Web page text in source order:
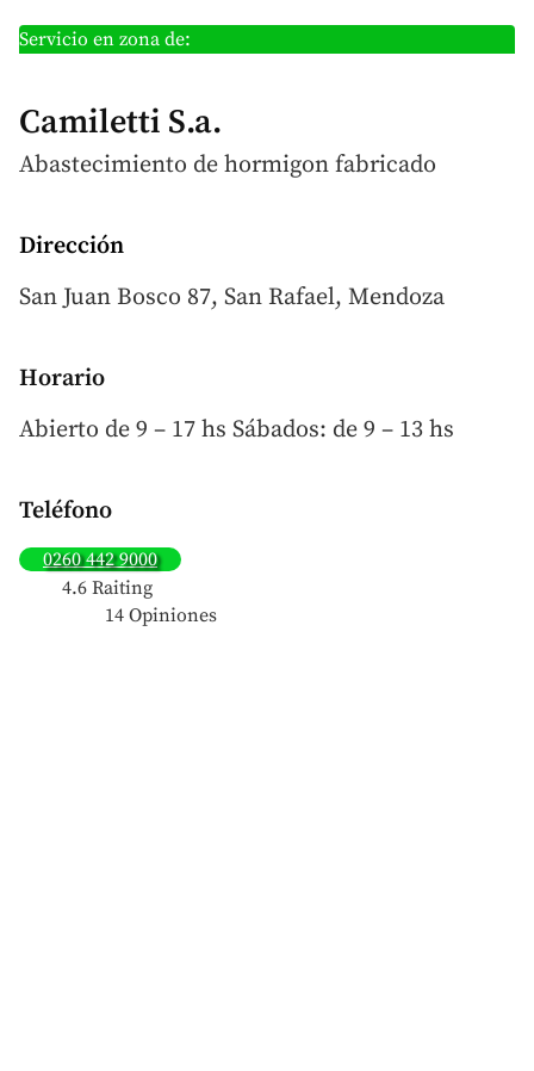
Servicio en zona de:
Camiletti S.a.
Abastecimiento de hormigon fabricado
Dirección
San Juan Bosco 87, San Rafael, Mendoza
Horario
Abierto de 9 – 17 hs Sábados: de 9 – 13 hs
Teléfono
0260 442 9000
4.6 Raiting
14 Opiniones